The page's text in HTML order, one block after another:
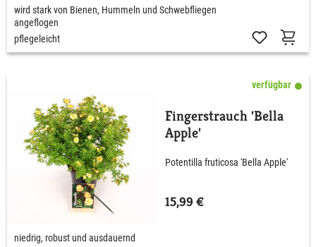
wird stark von Bienen, Hummeln und Schwebfliegen
angeflogen
pflegeleicht
verfügbar
Fingerstrauch 'Bella
Apple'
Potentilla fruticosa 'Bella Apple'
15,99 €
niedrig, robust und ausdauernd